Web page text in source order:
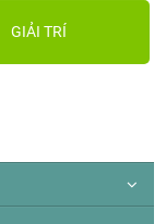
GIẢI TRÍ